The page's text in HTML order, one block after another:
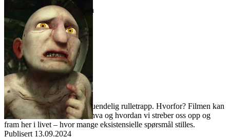
ÅrshjulRulletrappen
Rulletrappen
Film
Forfatter:
Leverandør:
Norgesfilm AS
Lisens:
Tre menn sliter seg opp en uendelig rulletrapp. Hvorfor? Filmen kan
sees på som en metafor på hva og hvordan vi streber oss opp og
fram her i livet – hvor mange eksistensielle spørsmål stilles.
Publisert 13.09.2024